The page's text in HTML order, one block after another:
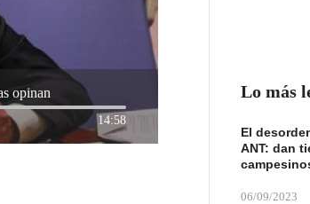
opinan
14:58
Lo más
El
ANT: dan
06/09/2023